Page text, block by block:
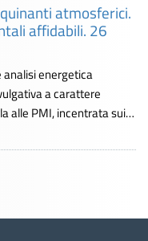
atmosferici.
affidabili. 26
analisi energetica
a carattere
alle PMI, incentrata sui…